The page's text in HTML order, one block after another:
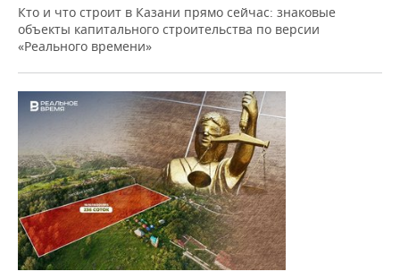
Кто и что строит в Казани прямо сейчас: знаковые
объекты капитального строительства по версии
«Реального времени»